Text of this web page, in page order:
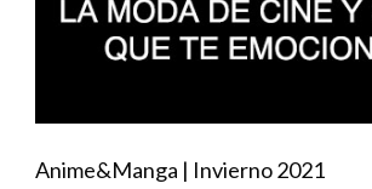
Anime&Manga | Invierno 2021